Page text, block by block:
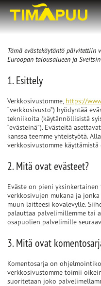
Skip
to
content
Tämä evästekäytäntö päivitettiin
Euroopan talousalueen ja
1. Esittely
Verkkosivustomme, https://
“verkkosivusto”) hyödyntää
tekniikoita (käytännöllisistä
“evästeinä”). Evästeitä
kanssa teemme yhteistyötä.
verkkosivustomme käyttämistä
2. Mitä ovat evästeet?
Eväste on pieni
verkkosivujen mukana ja
muun laitteesi kovalevylle.
palauttaa palvelimillemme tai
osapuolien palvelimille
3. Mitä ovat
Komentosarja on
verkkosivustomme toimii
suoritetaan joko